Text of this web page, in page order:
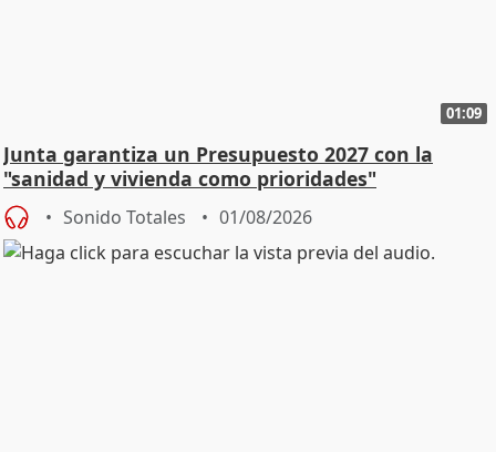
01:09
Junta garantiza un Presupuesto 2027 con la
"sanidad y vivienda como prioridades"
Sonido Totales 01/08/2026